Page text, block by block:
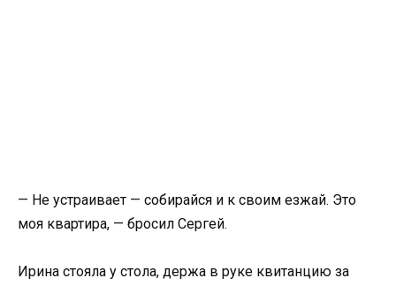
— Не устраивает — собирайся и к своим езжай. Это
моя квартира, — бросил Сергей.
Ирина стояла у стола, держа в руке квитанцию за